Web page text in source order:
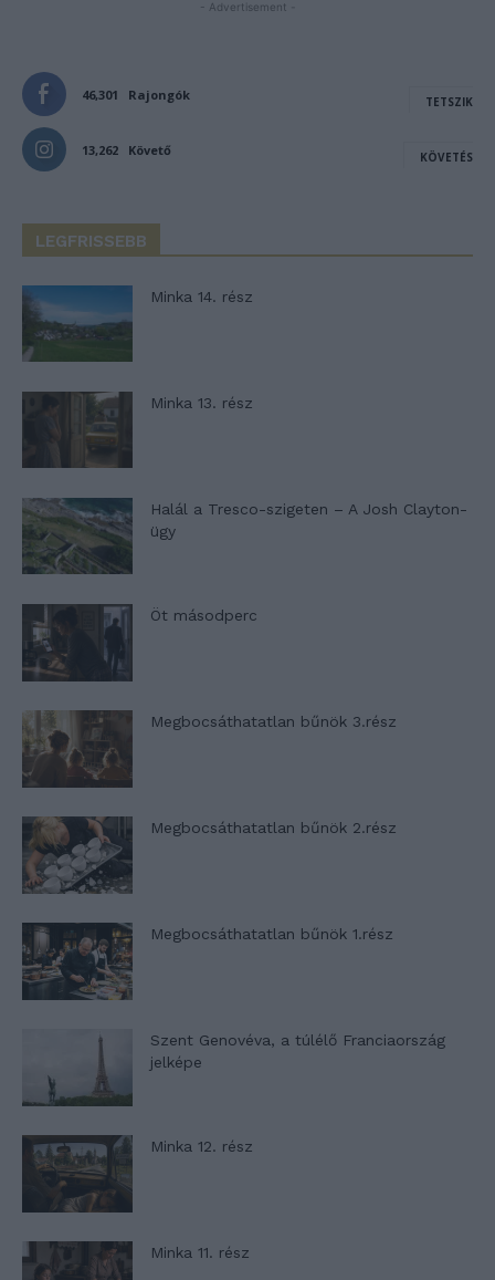
- Advertisement -
46,301 Rajongók TETSZIK
13,262 Követő KÖVETÉS
LEGFRISSEBB
Minka 14. rész
Minka 13. rész
Halál a Tresco-szigeten – A Josh Clayton-
ügy
Öt másodperc
Megbocsáthatatlan bűnök 3.rész
Megbocsáthatatlan bűnök 2.rész
Megbocsáthatatlan bűnök 1.rész
Szent Genovéva, a túlélő Franciaország
jelképe
Minka 12. rész
Minka 11. rész